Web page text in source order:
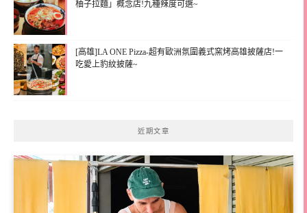
柚子拉麵」概念店!九種辣度可選~
[高雄]LA ONE Pizza-超有歐洲氛圍義式窯烤高雄披薩店!一
吃愛上豹紋披薩~
近期文章